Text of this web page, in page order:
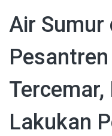
Air Sumur
Tercemar,
Lakukan